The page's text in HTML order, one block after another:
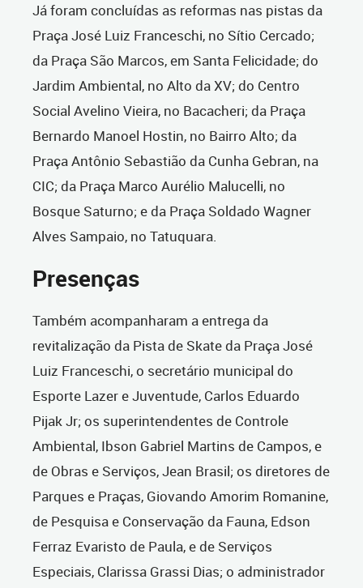
Já foram concluídas as reformas nas pistas da
Praça José Luiz Franceschi, no Sítio Cercado;
da Praça São Marcos, em Santa Felicidade; do
Jardim Ambiental, no Alto da XV; do Centro
Social Avelino Vieira, no Bacacheri; da Praça
Bernardo Manoel Hostin, no Bairro Alto; da
Praça Antônio Sebastião da Cunha Gebran, na
CIC; da Praça Marco Aurélio Malucelli, no
Bosque Saturno; e da Praça Soldado Wagner
Alves Sampaio, no Tatuquara.
Presenças
Também acompanharam a entrega da
revitalização da Pista de Skate da Praça José
Luiz Franceschi, o secretário municipal do
Esporte Lazer e Juventude, Carlos Eduardo
Pijak Jr; os superintendentes de Controle
Ambiental, Ibson Gabriel Martins de Campos, e
de Obras e Serviços, Jean Brasil; os diretores de
Parques e Praças, Giovando Amorim Romanine,
de Pesquisa e Conservação da Fauna, Edson
Ferraz Evaristo de Paula, e de Serviços
Especiais, Clarissa Grassi Dias; o administrador